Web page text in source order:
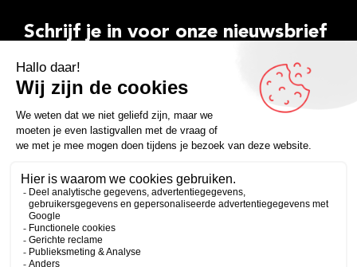
Schrijf je in voor onze nieuwsbrief
E-
mailadres
Inschrijven
FacebookInstagramLinkedInYouTubeSpotify